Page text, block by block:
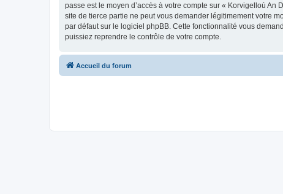
passe est le moyen d’accès à votre compte sur « Korvigelloù
site de tierce partie ne peut vous demander légitimement votre
par défaut sur le logiciel phpBB. Cette fonctionnalité vous
puissiez reprendre le contrôle de votre compte.
Accueil du forum